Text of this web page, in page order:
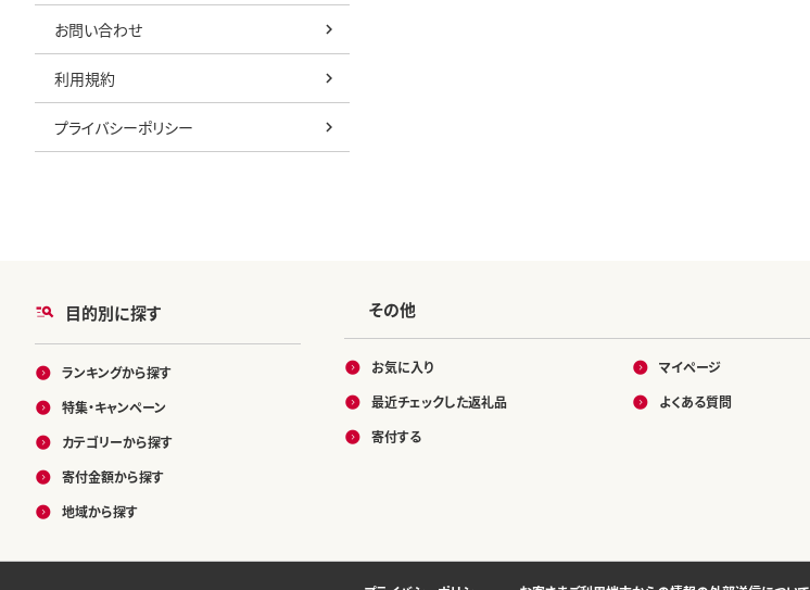
お問い合わせ
利用規約
プライバシーポリシー
目的別に探す
ランキングから探す
特集・キャンペーン
カテゴリーから探す
寄付金額から探す
地域から探す
その他
お気に入り
最近チェックした返礼品
寄付する
マイページ
よくある質問